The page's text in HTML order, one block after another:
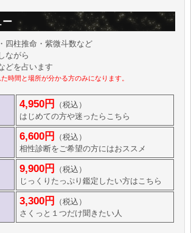
ー
四柱推命・紫微斗数など
ながら
どを占います
時間と場所が分かる方のみになります。
4,950円
（税込）
はじめての方や迷ったらこちら
6,600円
（税込）
相性診断をご希望の方にはおススメ
9,900円
（税込）
じっくりたっぷり鑑定したい方はこちら
3,300円
（税込）
さくっと１つだけ聞きたい人